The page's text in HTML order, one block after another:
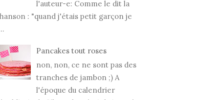
l'auteur-e: Comme le dit la
: "quand j'étais petit garçon je
Pancakes tout roses
non, non, ce ne sont pas des
tranches de jambon ;) A
l'époque du calendrier